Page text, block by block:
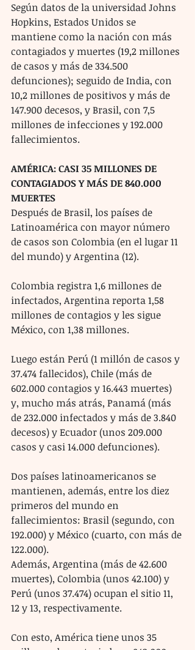
Según datos de la universidad Johns
Hopkins, Estados Unidos se
mantiene como la nación con más
contagiados y muertes (19,2 millones
de casos y más de 334.500
defunciones); seguido de India, con
10,2 millones de positivos y más de
147.900 decesos, y Brasil, con 7,5
millones de infecciones y 192.000
fallecimientos.
AMÉRICA: CASI 35 MILLONES DE
CONTAGIADOS Y MÁS DE 840.000
MUERTES
Después de Brasil, los países de
Latinoamérica con mayor número
de casos son Colombia (en el lugar 11
del mundo) y Argentina (12).
Colombia registra 1,6 millones de
infectados, Argentina reporta 1,58
millones de contagios y les sigue
México, con 1,38 millones.
Luego están Perú (1 millón de casos y
37.474 fallecidos), Chile (más de
602.000 contagios y 16.443 muertes)
y, mucho más atrás, Panamá (más
de 232.000 infectados y más de 3.840
decesos) y Ecuador (unos 209.000
casos y casi 14.000 defunciones).
Dos países latinoamericanos se
mantienen, además, entre los diez
primeros del mundo en
fallecimientos: Brasil (segundo, con
192.000) y México (cuarto, con más de
122.000).
Además, Argentina (más de 42.600
muertes), Colombia (unos 42.100) y
Perú (unos 37.474) ocupan el sitio 11,
12 y 13, respectivamente.
Con esto, América tiene unos 35